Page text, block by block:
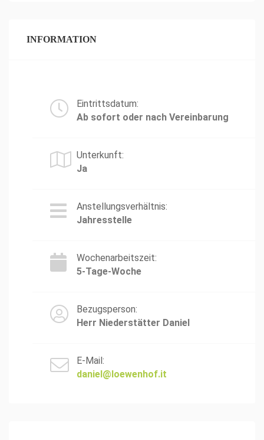
INFORMATION
Eintrittsdatum:
Ab sofort oder nach Vereinbarung
Unterkunft:
Ja
Anstellungsverhältnis:
Jahresstelle
Wochenarbeitszeit:
5-Tage-Woche
Bezugsperson:
Herr Niederstätter Daniel
E-Mail:
daniel@loewenhof.it